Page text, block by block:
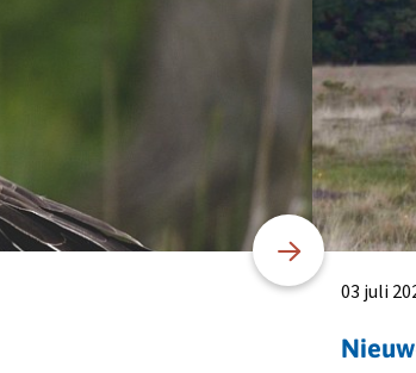
03 juli
meer
over
Nieuwe
bij
taxatie
vanaf
juli
2026